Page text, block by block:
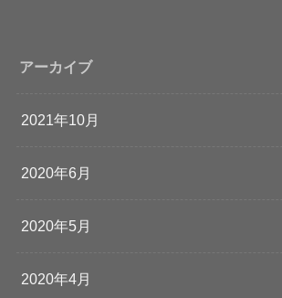
アーカイブ
2021年10月
2020年6月
2020年5月
2020年4月